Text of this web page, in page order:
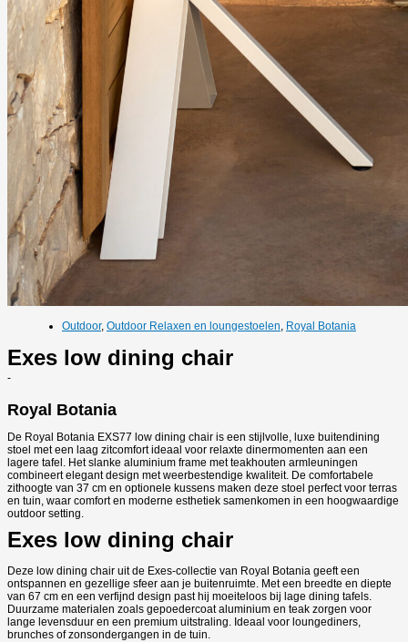
Outdoor, Outdoor Relaxen en loungestoelen, Royal Botania
Exes low dining chair
-
Royal Botania
De Royal Botania EXS77 low dining chair is een stijlvolle, luxe buitendining
stoel met een laag zitcomfort ideaal voor relaxte dinermomenten aan een
lagere tafel. Het slanke aluminium frame met teakhouten armleuningen
combineert elegant design met weerbestendige kwaliteit. De comfortabele
zithoogte van 37 cm en optionele kussens maken deze stoel perfect voor terras
en tuin, waar comfort en moderne esthetiek samenkomen in een hoogwaardige
outdoor setting.
Exes low dining chair
Deze low dining chair uit de Exes-collectie van Royal Botania geeft een
ontspannen en gezellige sfeer aan je buitenruimte. Met een breedte en diepte
van 67 cm en een verfijnd design past hij moeiteloos bij lage dining tafels.
Duurzame materialen zoals gepoedercoat aluminium en teak zorgen voor
lange levensduur en een premium uitstraling. Ideaal voor loungediners,
brunches of zonsondergangen in de tuin.